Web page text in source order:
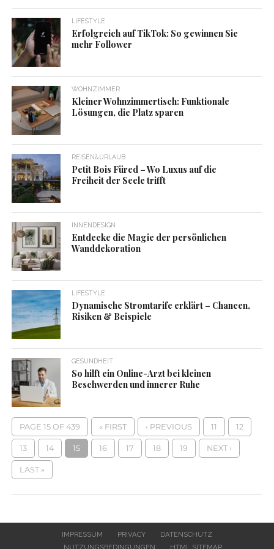
LIFESTYLE
Erfolgreich auf TikTok: So gewinnen Sie
mehr Follower
WOHNZIMMER
Kleiner Wohnzimmertisch: Funktionale
Lösungen, die Platz sparen
REISEN&URLAUB
Petit Bois Füred – Wo Luxus auf die
Freiheit der Seele trifft
INNENDESIGN
Entdecke die Magie der persönlichen
Wanddekoration
LIFESTYLE
Dynamische Stromtarife erklärt – Chancen,
Risiken & Beispiele
GESUNDHEIT
So hilft ein Online-Arzt bei kleinen
Beschwerden und innerer Ruhe
PAGE 15 OF 439 « FIRST ‹ PREVIOUS 11 12
13 14 15 16 17 18 19 NEXT ›
LAST »
IMPRESSUM PRIVACY
DATENSCHUTZ
NUTZUNGSBEDINGUNGEN
HTML SITEMAP